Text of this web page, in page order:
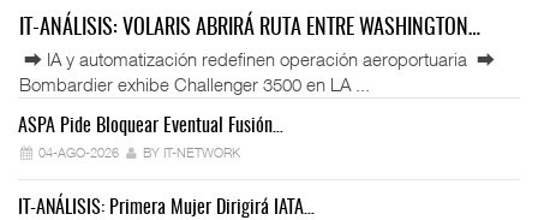
IT-ANÁLISIS: VOLARIS ABRIRÁ RUTA ENTRE WASHINGTON…
⮕ IA y automatización redefinen operación aeroportuaria ⮕
Bombardier exhibe Challenger 3500 en LA ...
ASPA Pide Bloquear Eventual Fusión…
04-AGO-2026 BY IT-NETWORK
IT-ANÁLISIS: Primera Mujer Dirigirá IATA…